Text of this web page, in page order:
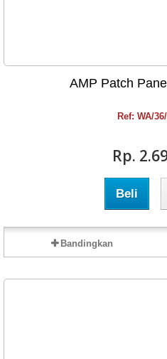
AMP Patch
Ref: WA/
Rp‎.
Beli
Bandingkan